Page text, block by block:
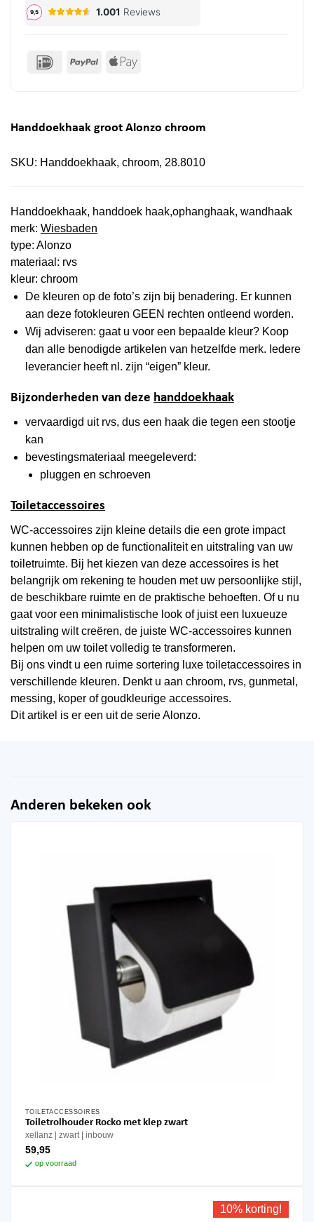
IDeal PayPal Apple
Handdoekhaak groot Alonzo chroom
SKU: Handdoekhaak, chroom, 28.8010
Handdoekhaak, handdoek haak,ophanghaak, wandhaak
merk: Wiesbaden
type: Alonzo
materiaal: rvs
kleur: chroom
De kleuren op de foto’s zijn bij benadering. Er kunnen
aan deze fotokleuren GEEN rechten ontleend worden.
Wij adviseren: gaat u voor een bepaalde kleur? Koop
dan alle benodigde artikelen van hetzelfde merk. Iedere
leverancier heeft nl. zijn “eigen” kleur.
Bijzonderheden van deze handdoekhaak
vervaardigd uit rvs, dus een haak die tegen een stootje
kan
bevestingsmateriaal meegeleverd:
pluggen en schroeven
Toiletaccessoires
WC-accessoires zijn kleine details die een grote impact
kunnen hebben op de functionaliteit en uitstraling van uw
toiletruimte. Bij het kiezen van deze accessoires is het
belangrijk om rekening te houden met uw persoonlijke stijl,
de beschikbare ruimte en de praktische behoeften. Of u nu
gaat voor een minimalistische look of juist een luxueuze
uitstraling wilt creëren, de juiste WC-accessoires kunnen
helpen om uw toilet volledig te transformeren.
Bij ons vindt u een ruime sortering luxe toiletaccessoires in
verschillende kleuren. Denkt u aan chroom, rvs, gunmetal,
messing, koper of goudkleurige accessoires.
Dit artikel is er een uit de serie Alonzo.
Anderen bekeken ook
TOILETACCESSOIRES
Toiletrolhouder Rocko met klep zwart
xellanz zwart inbouw
59,95
op voorraad
10% korting!